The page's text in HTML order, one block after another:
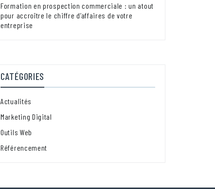
Formation en prospection commerciale : un atout
pour accroître le chiffre d’affaires de votre
entreprise
CATÉGORIES
Actualités
Marketing Digital
Outils Web
Référencement